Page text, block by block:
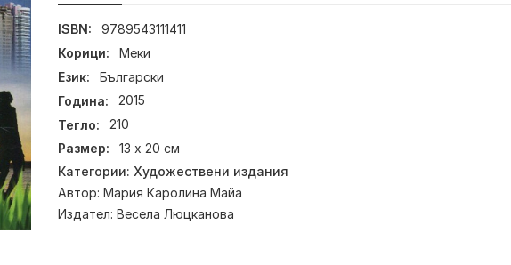
ISBN:
9789543111411
Корици:
Меки
Език:
Български
Година:
2015
Тегло:
210
Размер:
13 х 20 см
Категории: Художествени издания
Автор: Мария Каролина Майа
Издател: Весела Люцканова